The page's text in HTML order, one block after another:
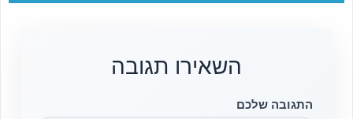
השאירו תגובה
התגובה שלכם